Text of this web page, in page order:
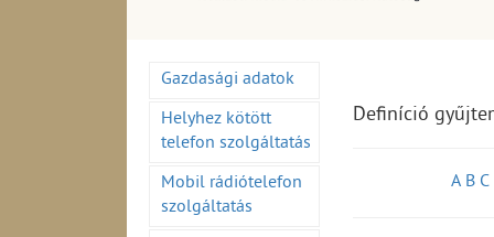
Gazdasági adatok
Helyhez kötött
telefon szolgáltatás
Mobil rádiótelefon
szolgáltatás
Definíció
A B C